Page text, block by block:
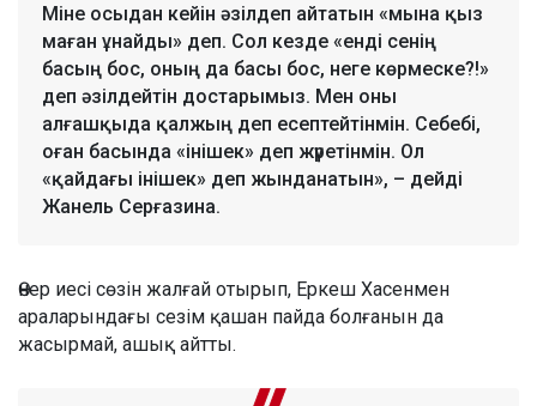
Міне осыдан кейін әзілдеп айтатын «мына қыз
маған ұнайды» деп. Сол кезде «енді сенің
басың бос, оның да басы бос, неге көрмеске?!»
деп әзілдейтін достарымыз. Мен оны
алғашқыда қалжың деп есептейтінмін. Себебі,
оған басында «інішек» деп жүретінмін. Ол
«қайдағы інішек» деп жынданатын», – дейді
Жанель Серғазина.
Өнер иесі сөзін жалғай отырып, Еркеш Хасенмен
араларындағы сезім қашан пайда болғанын да
жасырмай, ашық айтты.